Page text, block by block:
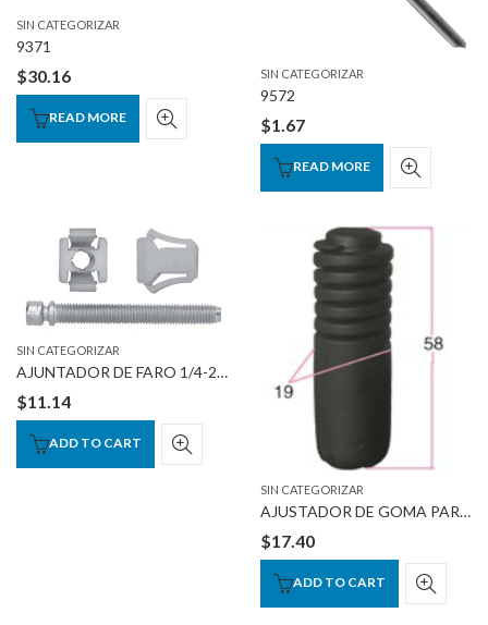
SIN CATEGORIZAR
9371
$30.16
READ MORE
SIN CATEGORIZAR
9572
$1.67
READ MORE
SIN CATEGORIZAR
AJUNTADOR DE FARO 1/4-28 x2″
$11.14
ADD TO CART
SIN CATEGORIZAR
AJUSTADOR DE GOMA PARA COFRE 58 X 19mm
$17.40
ADD TO CART